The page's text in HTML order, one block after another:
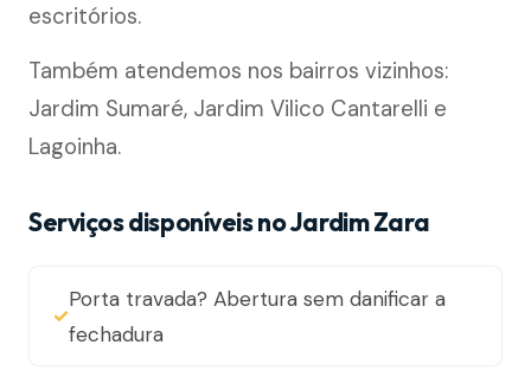
escritórios.
Também atendemos nos bairros vizinhos:
Jardim Sumaré, Jardim Vilico Cantarelli e
Lagoinha.
Serviços disponíveis no Jardim Zara
Porta travada? Abertura sem danificar a
fechadura